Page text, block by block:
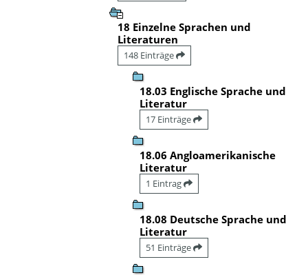
18 Einzelne Sprachen und
Literaturen
148 Einträge
18.03 Englische Sprache und
Literatur
17 Einträge
18.06 Angloamerikanische
Literatur
1 Eintrag
18.08 Deutsche Sprache und
Literatur
51 Einträge